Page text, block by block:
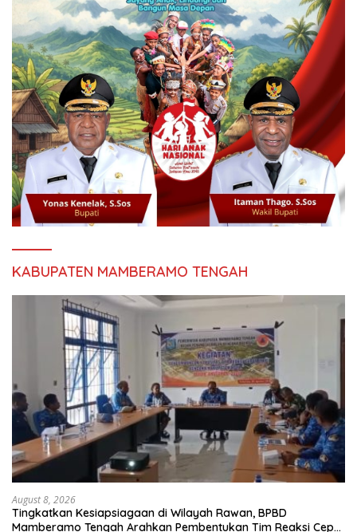
KABUPATEN MAMBERAMO TENGAH
August 8, 2026
Tingkatkan Kesiapsiagaan di Wilayah Rawan, BPBD
Mamberamo Tengah Arahkan Pembentukan Tim Reaksi Cepat